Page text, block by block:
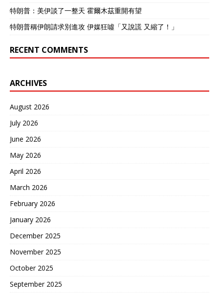
特朗普：美伊談了一整天 霍爾木茲重開有望
特朗普稱伊朗請求別進攻 伊媒狂噓「又說謊 又縮了！」
RECENT COMMENTS
ARCHIVES
August 2026
July 2026
June 2026
May 2026
April 2026
March 2026
February 2026
January 2026
December 2025
November 2025
October 2025
September 2025